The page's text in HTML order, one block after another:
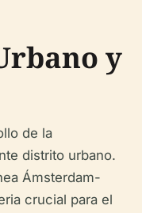
y
de la
distrito urbano.
Ámsterdam-
crucial para el